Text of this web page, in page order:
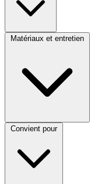
Matériaux et entretien
Convient pour